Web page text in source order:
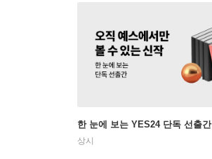
한 눈에 보는 YES24 단독 선출간
상시